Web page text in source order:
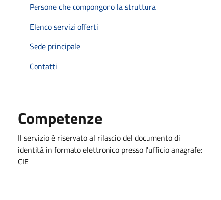
Persone che compongono la struttura
Elenco servizi offerti
Sede principale
Contatti
Competenze
Il servizio è riservato al rilascio del documento di
identità in formato elettronico presso l'ufficio anagrafe:
CIE